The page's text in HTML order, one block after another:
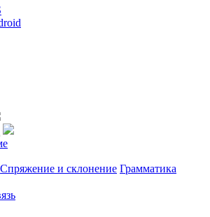
Спряжение и склонение Грамматика